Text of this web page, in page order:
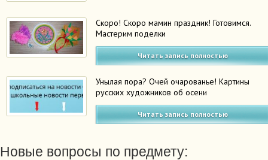
Скоро! Скоро мамин праздник! Готовимся.
Мастерим поделки
Читать запись полностью
Унылая пора? Очей очарованье! Картины
русских художников об осени
Читать запись полностью
Новые вопросы по предмету: